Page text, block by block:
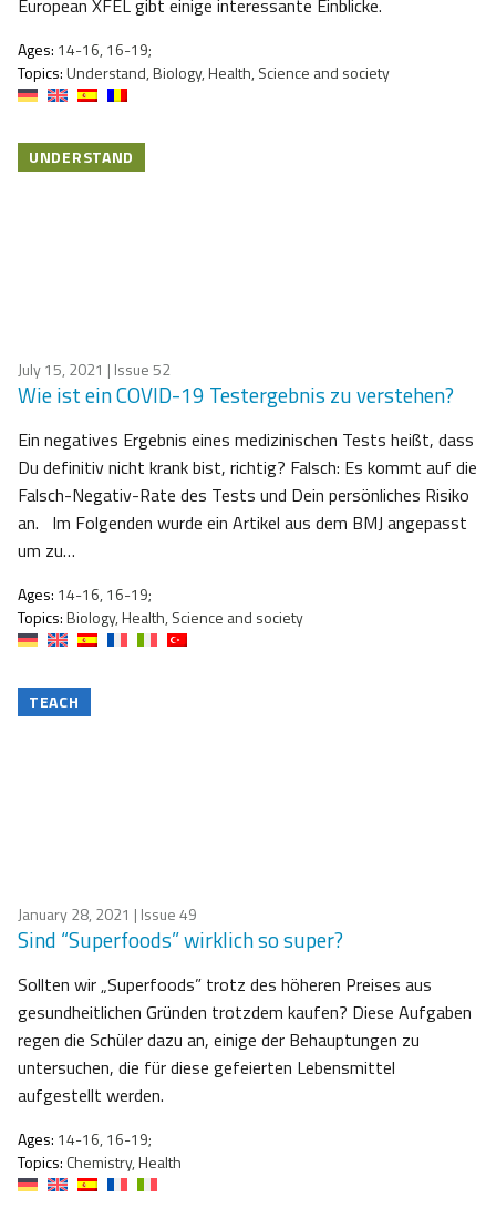
European XFEL gibt einige interessante Einblicke.
Ages: 14-16, 16-19;
Topics:Understand, Biology, Health, Science and society
UNDERSTAND
July 15, 2021 | Issue 52
Wie ist ein COVID-19 Testergebnis zu verstehen?
Ein negatives Ergebnis eines medizinischen Tests heißt, dass
Du definitiv nicht krank bist, richtig? Falsch: Es kommt auf die
Falsch-Negativ-Rate des Tests und Dein persönliches Risiko
an. Im Folgenden wurde ein Artikel aus dem BMJ angepasst
um zu…
Ages: 14-16, 16-19;
Topics:Biology, Health, Science and society
TEACH
January 28, 2021 | Issue 49
Sind “Superfoods” wirklich so super?
Sollten wir „Superfoods” trotz des höheren Preises aus
gesundheitlichen Gründen trotzdem kaufen? Diese Aufgaben
regen die Schüler dazu an, einige der Behauptungen zu
untersuchen, die für diese gefeierten Lebensmittel
aufgestellt werden.
Ages: 14-16, 16-19;
Topics: Chemistry, Health